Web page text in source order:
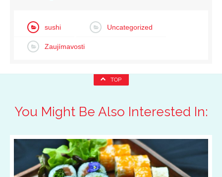
sushi Uncategorized
Zaujímavosti
TOP
You Might Be Also Interested In: